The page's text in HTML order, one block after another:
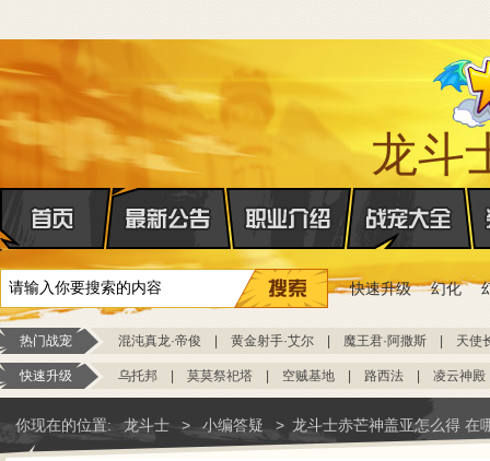
龙斗
快速升级 幻化
热门战宠 混沌真龙·帝俊 黄金射手·艾尔 魔王君·阿撒斯 天使
快速升级 乌托邦 莫莫祭祀塔 空贼基地 路西法 凌云神殿
你现在的位置: 龙斗士 > 小编答疑 > 龙斗士赤芒神盖亚怎么得 在